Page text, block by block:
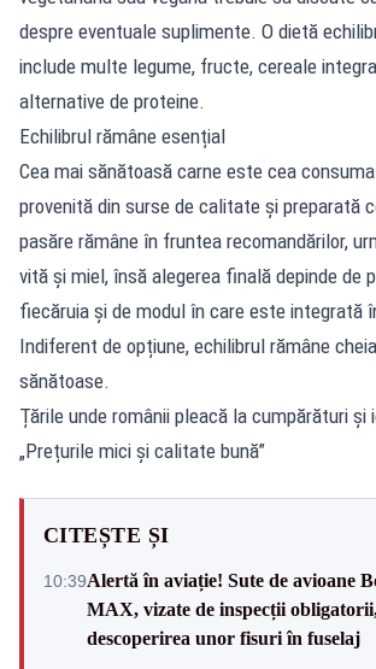
despre eventuale suplimente. O dietă
include multe legume, fructe, cereale
alternative de proteine.
Echilibrul rămâne esențial
Cea mai sănătoasă carne este cea
provenită din surse de calitate și preparată
pasăre rămâne în fruntea recomandărilor,
vită și miel, însă alegerea finală depinde de
fiecăruia și de modul în care este integrată
Indiferent de opțiune, echilibrul rămâne
sănătoase.
Țările unde românii pleacă la cumpărături și
„Prețurile mici și calitate bună”
CITEȘTE ȘI
10:39Alertă în aviație! Sute de avioane
MAX, vizate de inspecții
descoperirea unor fisuri în fuselaj